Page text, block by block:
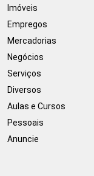
Imóveis
Empregos
Mercadorias
Negócios
Serviços
Diversos
Aulas e Cursos
Pessoais
Anuncie